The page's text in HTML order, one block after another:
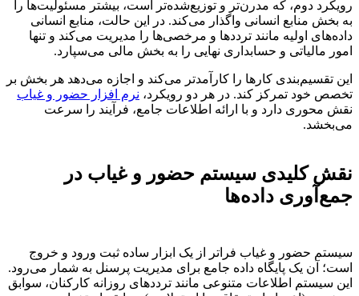
رویکرد دوم، که مدرن‌تر و توزیع‌شده‌تر است، بیشتر مسئولیت‌ها را
به بخش منابع انسانی واگذار می‌کند. در این حالت، منابع انسانی
داده‌های اولیه مانند ترددها و مرخصی‌ها را مدیریت می‌کند و تنها
امور مالیاتی و حسابداری نهایی را به بخش مالی می‌سپارد.
این تقسیم‌بندی کارها را کارآمدتر می‌کند و اجازه می‌دهد هر بخش بر
تخصص خود تمرکز کند. در هر دو رویکرد، نرم افزار حضور و غیاب
نقش محوری دارد و با ارائه اطلاعات جامع، فرآیند را سرعت
می‌بخشد.
نقش کلیدی سیستم حضور و غیاب در
جمع‌آوری داده‌ها
سیستم حضور و غیاب فراتر از یک ابزار ساده ثبت ورود و خروج
است؛ آن یک پایگاه داده جامع برای مدیریت پرسنل به شمار می‌رود.
این سیستم اطلاعات متنوعی مانند ترددهای روزانه کارکنان، سوابق